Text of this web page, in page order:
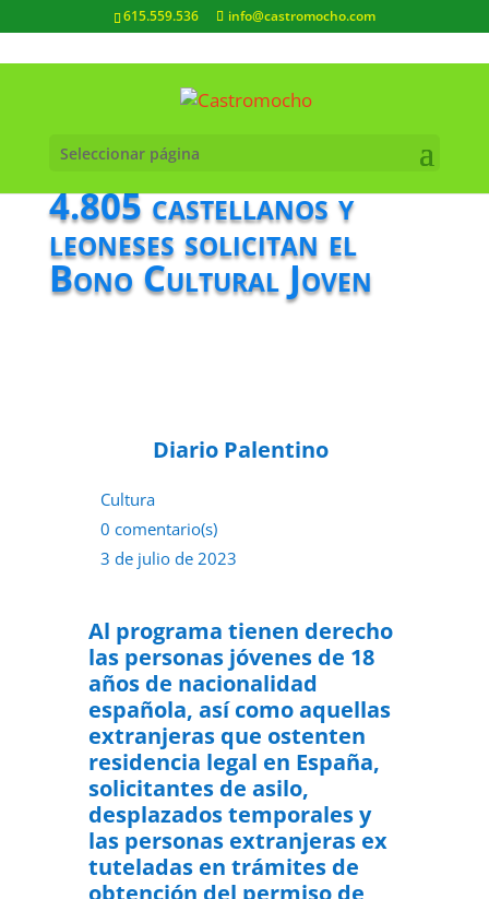
615.559.536 info@castromocho.com
Seleccionar página
4.805 castellanos y
leoneses solicitan el
Bono Cultural Joven
Diario Palentino
Cultura
0 comentario(s)
3 de julio de 2023
Al programa tienen derecho
las personas jóvenes de 18
años de nacionalidad
española, así como aquellas
extranjeras que ostenten
residencia legal en España,
solicitantes de asilo,
desplazados temporales y
las personas extranjeras ex
tuteladas en trámites de
obtención del permiso de